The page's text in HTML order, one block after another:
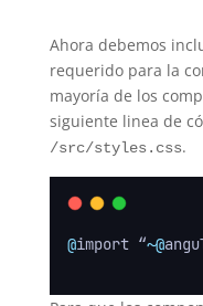
Ahora debemos
requerido para la
mayoría de los
siguiente linea de
/src/styles.css.
@import “~@